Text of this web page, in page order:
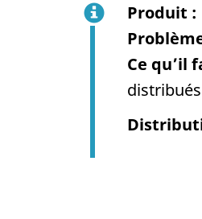
Produit
Ce qu’il
distribués